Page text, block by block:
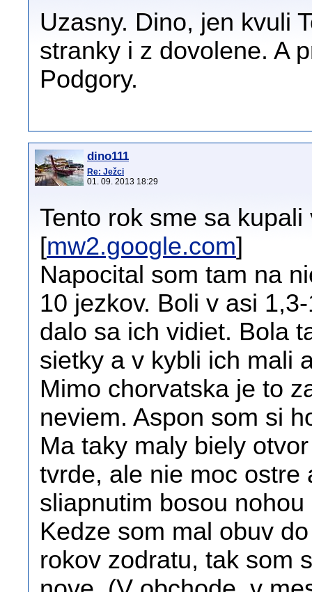
Uzasny. Dino, jen kvuli
stranky i z dovolene. A
Podgory.
dino111
Re: Ježci
01. 09. 2013 18:29
Tento rok sme sa
[mw2.google.com]
Napocital som tam na
10 jezkov. Boli v asi
dalo sa ich vidiet. Bola
sietky a v kybli ich mali
Mimo chorvatska je to
neviem. Aspon som si
Ma taky maly biely
tvrde, ale nie moc ostre
sliapnutim bosou
Kedze som mal obuv
rokov zodratu, tak som